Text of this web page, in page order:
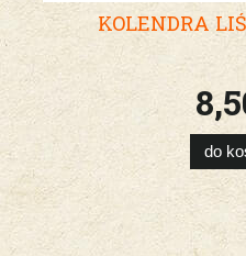
KOLENDRA
do